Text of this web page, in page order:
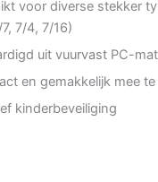
voor diverse stekker
7/4, 7/16)
uit vuurvast PC-
en gemakkelijk mee
kinderbeveiliging